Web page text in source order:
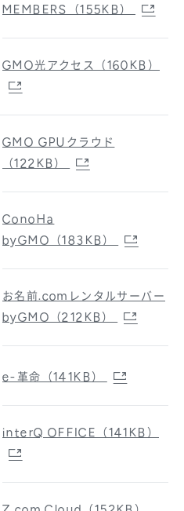
MEMBERS（155KB）
GMO光アクセス（160KB）
GMO GPUクラウド
（122KB）
ConoHa
byGMO（183KB）
お名前.comレンタルサーバー
byGMO（212KB）
e-革命（141KB）
interQ OFFICE（141KB）